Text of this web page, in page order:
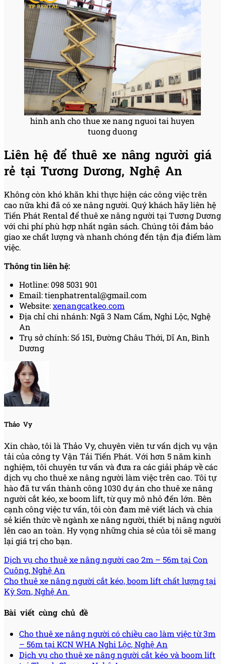
hinh anh cho thue xe nang nguoi tai huyen
tuong duong
Liên hệ để thuê xe nâng người giá
rẻ tại Tương Dương, Nghệ An
Không còn khó khăn khi thực hiện các công việc trên
cao nữa khi đã có xe nâng người. Quý khách hãy liên hệ
Tiến Phát Rental để thuê xe nâng người tại Tương Dương
với chi phí phù hợp nhất ngân sách. Chúng tôi đảm bảo
giao xe chất lượng và nhanh chóng đến tận địa điểm làm
việc.
Thông tin liên hệ:
Hotline: 098 5031 901
Email: tienphatrental@gmail.com
Website:xenangcatkeo.com
Địa chỉ chi nhánh: Ngã 3 Nam Cấm, Nghi Lộc, Nghệ
An
Trụ sở chính: Số 151, Đường Châu Thới, Dĩ An, Bình
Dương
Thảo Vy
Xin chào, tôi là Thảo Vy, chuyên viên tư vấn dịch vụ vận
tải của công ty Vận Tải Tiến Phát. Với hơn 5 năm kinh
nghiệm, tôi chuyên tư vấn và đưa ra các giải pháp về các
dịch vụ cho thuê xe nâng người làm việc trên cao. Tôi tự
hào đã tư vấn thành công 1030 dự án cho thuê xe nâng
người cắt kéo, xe boom lift, từ quy mô nhỏ đến lớn. Bên
cạnh công việc tư vấn, tôi còn đam mê viết lách và chia
sẻ kiến thức về ngành xe nâng người, thiết bị nâng người
lên cao an toàn. Hy vọng những chia sẻ của tôi sẽ mang
lại giá trị cho bạn.
Dịch vụ cho thuê xe nâng người cao 2m – 56m tại Con
Cuông, Nghệ An
Cho thuê xe nâng người cắt kéo, boom lift chất lượng tại
Kỳ Sơn, Nghệ An
Bài viết cùng chủ đề
Cho thuê xe nâng người có chiều cao làm việc từ 3m
– 56m tại KCN WHA Nghi Lộc, Nghệ An
Dịch vụ cho thuê xe nâng người cắt kéo và boom lift